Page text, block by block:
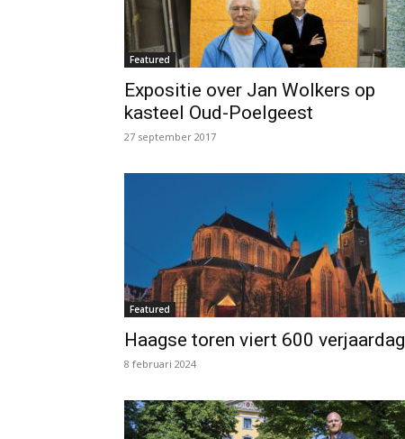
Featured
Expositie over Jan Wolkers op
kasteel Oud-Poelgeest
27 september 2017
Featured
Haagse toren viert 600 verjaardag
8 februari 2024